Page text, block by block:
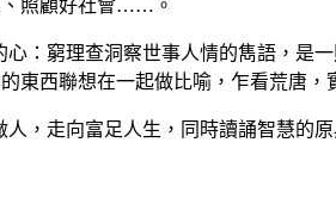
、照顧好社會……。
：窮理查洞察世事人情的雋語，是
西聯想在一起做比喻，乍看荒唐，
，走向富足人生，同時讀誦智慧的